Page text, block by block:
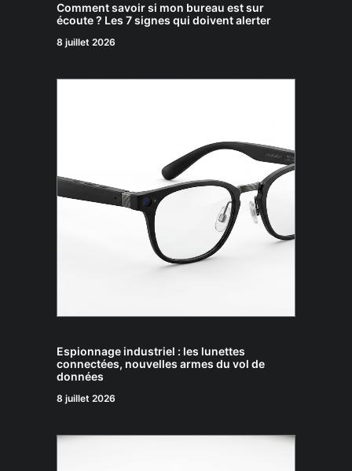
Comment savoir si mon bureau est sur
écoute ? Les 7 signes qui doivent alerter
8 juillet 2026
Espionnage industriel : les lunettes
connectées, nouvelles armes du vol de
données
8 juillet 2026